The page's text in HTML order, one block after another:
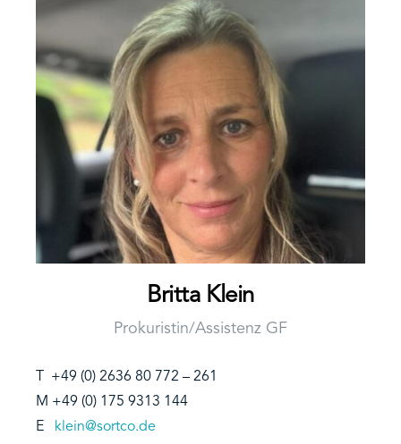
Britta Klein
Prokuristin/Assistenz GF
T +49 (0) 2636 80 772 – 261
M +49 (0) 175 9313 144
E klein@sortco.de